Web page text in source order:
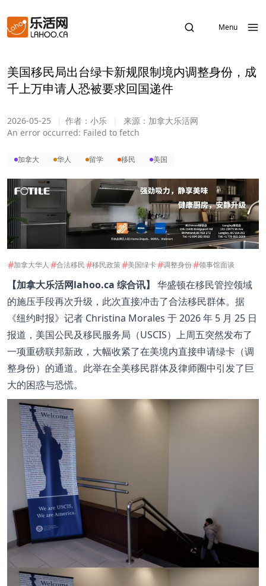
Menu
美国移民局出台绿卡新规限制境内调整身份，成
千上万申请人恐被要求回国递件
2026-05-25 作者： 小乐 来源： 加拿大乐活网
An error occurred: Failed to fetch
加拿大 华人 留学 移民 美国
#加拿大华人 #合法移民#移民政策#美国绿卡#调整身份#领事馆面谈
【加拿大乐活网lahoo.ca 综合讯】
华盛顿在移民管控领域
的施压手段再次升级，此次直接冲击了合法移民群体。据
《纽约时报》记者 Christina Morales 于 2026 年 5 月 25 日
报道，美国公民及移民服务局（USCIS）上周五突然发布了
一项重磅联邦新政，大幅收紧了在美境内直接申请绿卡（调
整身份）的通道。此举在全美移民群体及律师圈中引发了巨
大的困惑与恐慌。